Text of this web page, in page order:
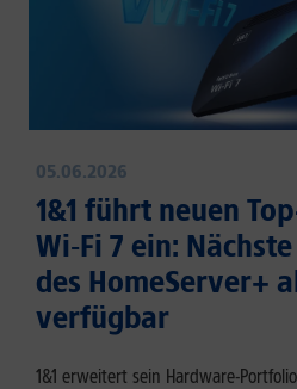
05.06.2026
1&1 führt neuen
Wi‑Fi 7 ein:
des HomeServer+
verfügbar
1&1 erweitert sein Hardware-